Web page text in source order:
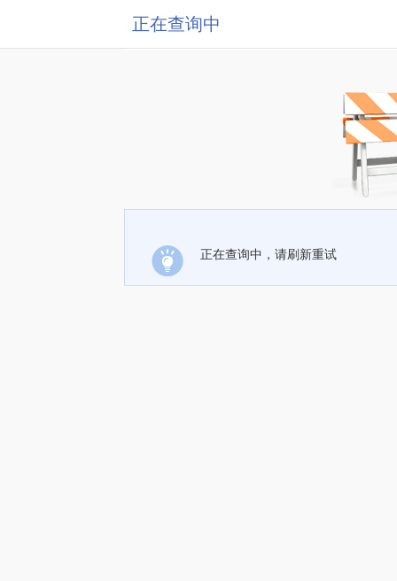
正在查询中
正在查询中，请刷新重试